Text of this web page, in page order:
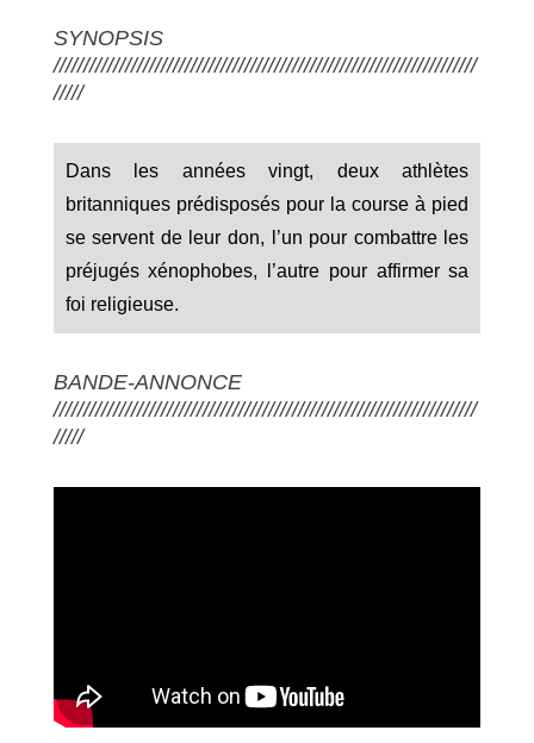
SYNOPSIS
///////////////////////////////////////////////////////////////////////
/////
Dans les années vingt, deux athlètes
britanniques prédisposés pour la course à pied
se servent de leur don, l’un pour combattre les
préjugés xénophobes, l’autre pour affirmer sa
foi religieuse.
BANDE-ANNONCE
///////////////////////////////////////////////////////////////////////
/////